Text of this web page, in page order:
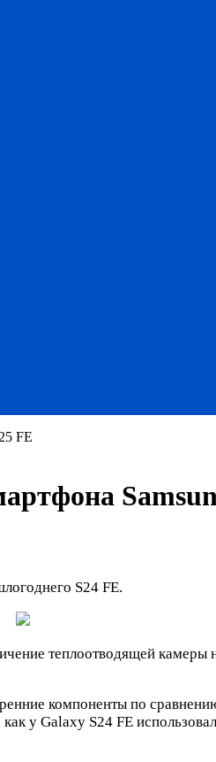
FE
S24 FE.
теплоотводящей камеры
компоненты по
у Galaxy S24 FE